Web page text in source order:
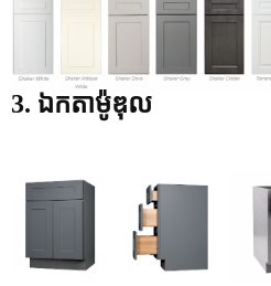
3. ឯកតាម៉ូឌុល